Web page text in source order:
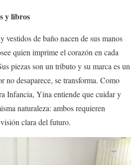
y libros
vestidos de baño nacen de sus manos
quien imprime el corazón en cada
piezas son un tributo y su marca es un
no desaparece, se transforma. Como
Infancia, Yina entiende que cuidar y
naturaleza: ambos requieren
clara del futuro.